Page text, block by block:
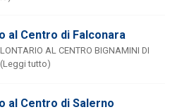
al Centro di Falconara
AL CENTRO BIGNAMINI DI
(Leggi tutto)
al Centro di Salerno